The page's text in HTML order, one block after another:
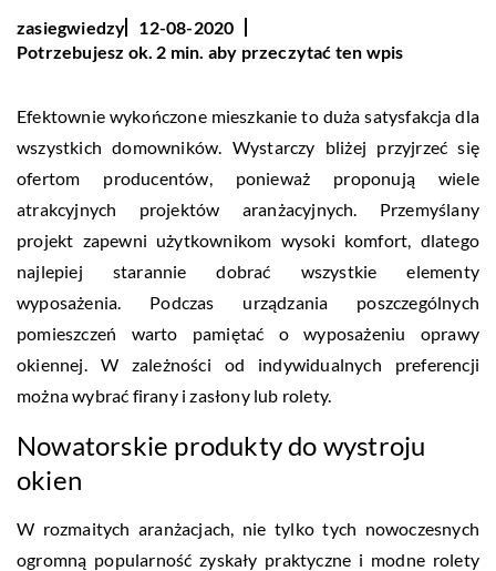
zasiegwiedzy
12-08-2020
Potrzebujesz ok. 2 min. aby przeczytać ten wpis
Efektownie wykończone mieszkanie to duża satysfakcja dla
wszystkich domowników. Wystarczy bliżej przyjrzeć się
ofertom producentów, ponieważ proponują wiele
atrakcyjnych projektów aranżacyjnych. Przemyślany
projekt zapewni użytkownikom wysoki komfort, dlatego
najlepiej starannie dobrać wszystkie elementy
wyposażenia. Podczas urządzania poszczególnych
pomieszczeń warto pamiętać o wyposażeniu oprawy
okiennej. W zależności od indywidualnych preferencji
można wybrać firany i zasłony lub rolety.
Nowatorskie produkty do wystroju
okien
W rozmaitych aranżacjach, nie tylko tych nowoczesnych
ogromną popularność zyskały praktyczne i modne rolety